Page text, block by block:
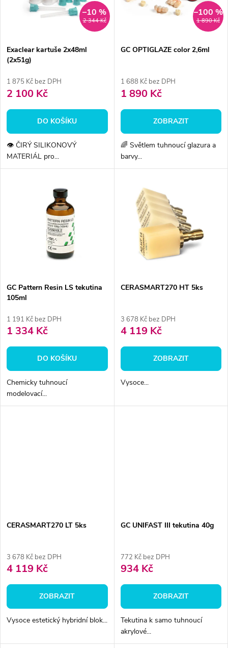
p
r
o
d
u
s
p
r
o
d
u
2 344 Kč
–10 %
Exaclear kartuše 2x48ml
(2x51g)
1 875 Kč bez DPH
2 100 Kč
DO KOŠÍKU
👁️ ČIRÝ SILIKONOVÝ
MATERIÁL pro...
1 890 Kč
–100 %
GC OPTIGLAZE color 2,6ml
1 688 Kč bez DPH
1 890 Kč
ZOBRAZIT
🌈 Světlem tuhnoucí glazura a
barvy...
GC Pattern Resin LS tekutina
105ml
1 191 Kč bez DPH
1 334 Kč
DO KOŠÍKU
Chemicky tuhnoucí
modelovací...
CERASMART270 HT 5ks
3 678 Kč bez DPH
4 119 Kč
ZOBRAZIT
Vysoce...
CERASMART270 LT 5ks
3 678 Kč bez DPH
4 119 Kč
ZOBRAZIT
Vysoce estetický hybridní blok...
GC UNIFAST III tekutina 40g
772 Kč bez DPH
934 Kč
ZOBRAZIT
Tekutina k samo tuhnoucí
akrylové...